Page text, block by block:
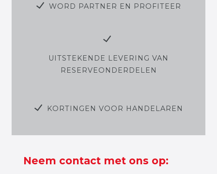
WORD PARTNER EN PROFITEER
UITSTEKENDE LEVERING VAN
RESERVEONDERDELEN
KORTINGEN VOOR HANDELAREN
Neem contact met ons op: